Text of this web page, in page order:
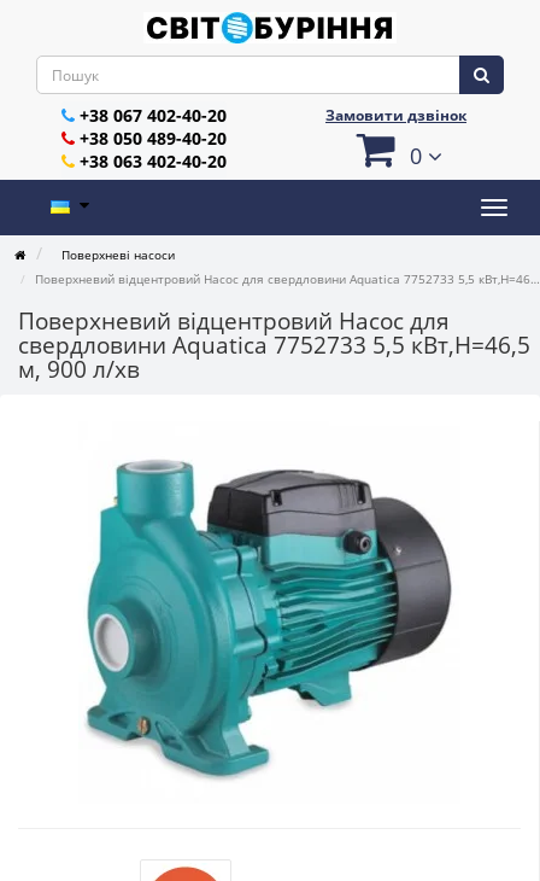
+38 067 402-40-20
+38 050 489-40-20
+38 063 402-40-20
Замовити дзвінок
0
Поверхневі насоси
Поверхневий відцентровий Насос для свердловини Aquatica 7752733 5,5 кВт,H=46,5 м, 900 л/хв
Поверхневий відцентровий Насос для
свердловини Aquatica 7752733 5,5 кВт,H=46,5
м, 900 л/хв